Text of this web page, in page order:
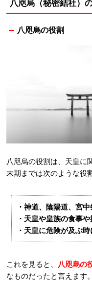
八咫烏（秘密結社）
八咫烏の役割
八咫烏の役割は、天皇に
末期までは次のような役
・神道、陰陽道、宮
・天皇や皇族の食事
・天皇に危険が及ぶ
これを見ると、 八咫烏の
なものだったと言えます。